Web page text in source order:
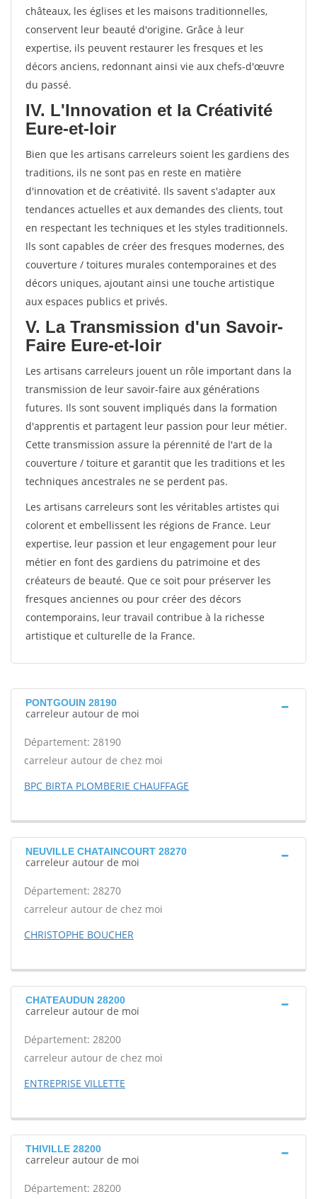
châteaux, les églises et les maisons traditionnelles,
conservent leur beauté d'origine. Grâce à leur
expertise, ils peuvent restaurer les fresques et les
décors anciens, redonnant ainsi vie aux chefs-d'œuvre
du passé.
IV. L'Innovation et la Créativité
Eure-et-loir
Bien que les artisans carreleurs soient les gardiens des
traditions, ils ne sont pas en reste en matière
d'innovation et de créativité. Ils savent s'adapter aux
tendances actuelles et aux demandes des clients, tout
en respectant les techniques et les styles traditionnels.
Ils sont capables de créer des fresques modernes, des
couverture / toitures murales contemporaines et des
décors uniques, ajoutant ainsi une touche artistique
aux espaces publics et privés.
V. La Transmission d'un Savoir-
Faire Eure-et-loir
Les artisans carreleurs jouent un rôle important dans la
transmission de leur savoir-faire aux générations
futures. Ils sont souvent impliqués dans la formation
d'apprentis et partagent leur passion pour leur métier.
Cette transmission assure la pérennité de l'art de la
couverture / toiture et garantit que les traditions et les
techniques ancestrales ne se perdent pas.
Les artisans carreleurs sont les véritables artistes qui
colorent et embellissent les régions de France. Leur
expertise, leur passion et leur engagement pour leur
métier en font des gardiens du patrimoine et des
créateurs de beauté. Que ce soit pour préserver les
fresques anciennes ou pour créer des décors
contemporains, leur travail contribue à la richesse
artistique et culturelle de la France.
PONTGOUIN 28190
carreleur autour de moi
Département: 28190
carreleur autour de chez moi
BPC BIRTA PLOMBERIE CHAUFFAGE
NEUVILLE CHATAINCOURT 28270
carreleur autour de moi
Département: 28270
carreleur autour de chez moi
CHRISTOPHE BOUCHER
CHATEAUDUN 28200
carreleur autour de moi
Département: 28200
carreleur autour de chez moi
ENTREPRISE VILLETTE
THIVILLE 28200
carreleur autour de moi
Département: 28200